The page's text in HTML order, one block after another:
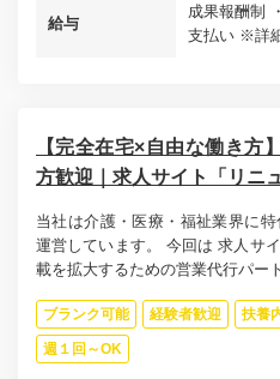
給与
成果報酬制
支払い ※詳
【完全在宅×自由な働き方
方歓迎｜求人サイト「リニ
当社は介護・医療・福祉業界に
運営しています。 今回は 求人サ
載を拡大するための営業代行パー
ブランク可能 経験者歓迎 扶養
週１回～OK